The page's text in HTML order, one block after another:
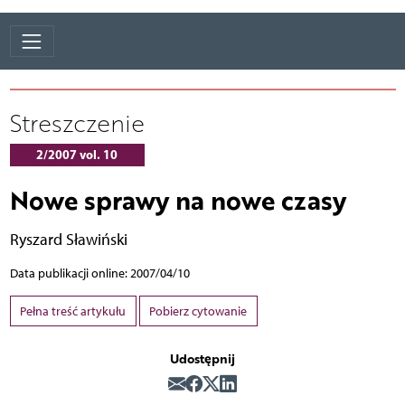
Streszczenie
2/2007 vol. 10
Nowe sprawy na nowe czasy
Ryszard Sławiński
Data publikacji online: 2007/04/10
Pełna treść artykułu Pobierz cytowanie
Udostępnij